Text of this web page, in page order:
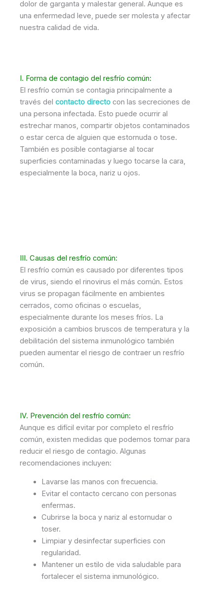
dolor de garganta y malestar general. Aunque es
una enfermedad leve, puede ser molesta y afectar
nuestra calidad de vida.
I. Forma de contagio del resfrío común:
El resfrío común se contagia principalmente a
través del contacto directo con las secreciones de
una persona infectada. Esto puede ocurrir al
estrechar manos, compartir objetos contaminados
o estar cerca de alguien que estornuda o tose.
También es posible contagiarse al tocar
superficies contaminadas y luego tocarse la cara,
especialmente la boca, nariz u ojos.
III. Causas del resfrío común:
El resfrío común es causado por diferentes tipos
de virus, siendo el rinovirus el más común. Estos
virus se propagan fácilmente en ambientes
cerrados, como oficinas o escuelas,
especialmente durante los meses fríos. La
exposición a cambios bruscos de temperatura y la
debilitación del sistema inmunológico también
pueden aumentar el riesgo de contraer un resfrío
común.
IV. Prevención del resfrío común:
Aunque es difícil evitar por completo el resfrío
común, existen medidas que podemos tomar para
reducir el riesgo de contagio. Algunas
recomendaciones incluyen:
Lavarse las manos con frecuencia.
Evitar el contacto cercano con personas
enfermas.
Cubrirse la boca y nariz al estornudar o
toser.
Limpiar y desinfectar superficies con
regularidad.
Mantener un estilo de vida saludable para
fortalecer el sistema inmunológico.